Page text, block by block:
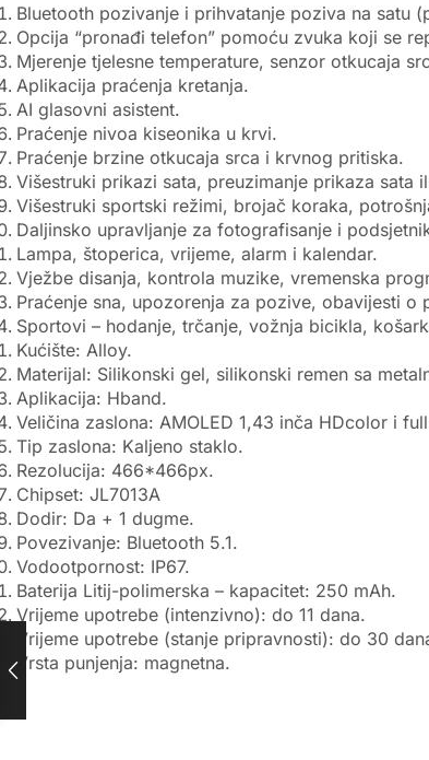
Bluetooth pozivanje i prihvatanje poziva na satu
Opcija “pronađi telefon” pomoću zvuka koji se
Mjerenje tjelesne temperature, senzor otkucaja
Aplikacija praćenja kretanja.
AI glasovni asistent.
Praćenje nivoa kiseonika u krvi.
Praćenje brzine otkucaja srca i krvnog pritiska.
Višestruki prikazi sata, preuzimanje prikaza sata
Višestruki sportski režimi, brojač koraka,
Daljinsko upravljanje za fotografisanje i
Lampa, štoperica, vrijeme, alarm i kalendar.
Vježbe disanja, kontrola muzike, vremenska
Praćenje sna, upozorenja za pozive, obavijesti o
Sportovi – hodanje, trčanje, vožnja bicikla,
Kućište: Alloy.
Materijal: Silikonski gel, silikonski remen sa
Aplikacija: Hband.
Veličina zaslona: AMOLED 1,43 inča HDcolor i
Tip zaslona: Kaljeno staklo.
Rezolucija: 466*466px.
Chipset: JL7013A
Dodir: Da + 1 dugme.
Povezivanje: Bluetooth 5.1.
Vodootpornost: IP67.
Baterija Litij-polimerska – kapacitet: 250 mAh.
Vrijeme upotrebe (intenzivno): do 11 dana.
Vrijeme upotrebe (stanje pripravnosti): do 30
Vrsta punjenja: magnetna.